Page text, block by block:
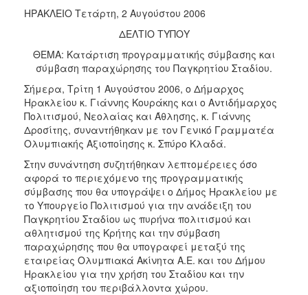
2018
2016
2015
2013
2012
2011
2010
2006
ΔΗΜΟΤΗΣ
ΕΠΙΣΚΕΠΤΗΣ
ΗΡΑΚΛΕΙΟ Τετάρτη, 2 Αυγούστου 2006
ΔΕΛΤΙΟ ΤΥΠΟΥ
ΘΕΜΑ: Κατάρτιση προγραμματικής σύμβασης και
σύμβαση παραχώρησης του Παγκρητίου Σταδίου.
Σήμερα, Τρίτη 1 Αυγούστου 2006, ο Δήμαρχος
Ηρακλείου κ. Γιάννης Κουράκης και ο Αντιδήμαρχος
Πολιτισμού, Νεολαίας και Άθλησης, κ. Γιάννης
Δροσίτης, συναντήθηκαν με τον Γενικό Γραμματέα
Ολυμπιακής Αξιοποίησης κ. Σπύρο Κλαδά.
Στην συνάντηση συζητήθηκαν λεπτομέρειες όσο
αφορά το περιεχόμενο της προγραμματικής
σύμβασης που θα υπογράψει ο Δήμος Ηρακλείου με
το Υπουργείο Πολιτισμού για την ανάδειξη του
Παγκρητίου Σταδίου ως πυρήνα πολιτισμού και
αθλητισμού της Κρήτης και την σύμβαση
παραχώρησης που θα υπογραφεί μεταξύ της
εταιρείας Ολυμπιακά Ακίνητα Α.Ε. και του Δήμου
Ηρακλείου για την χρήση του Σταδίου και την
αξιοποίηση του περιβάλλοντα χώρου.